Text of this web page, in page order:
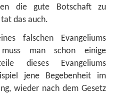
die gute Botschaft zu
das auch.
falschen Evangeliums
man schon einige
dieses Evangeliums
jene Begebenheit im
wieder nach dem Gesetz